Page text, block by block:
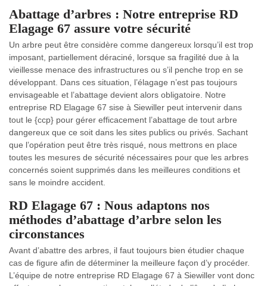
Abattage d’arbres : Notre entreprise RD
Elagage 67 assure votre sécurité
Un arbre peut être considère comme dangereux lorsqu’il est trop
imposant, partiellement déraciné, lorsque sa fragilité due à la
vieillesse menace des infrastructures ou s’il penche trop en se
développant. Dans ces situation, l’élagage n’est pas toujours
envisageable et l’abattage devient alors obligatoire. Notre
entreprise RD Elagage 67 sise à Siewiller peut intervenir dans
tout le {ccp} pour gérer efficacement l’abattage de tout arbre
dangereux que ce soit dans les sites publics ou privés. Sachant
que l’opération peut être très risqué, nous mettrons en place
toutes les mesures de sécurité nécessaires pour que les arbres
concernés soient supprimés dans les meilleures conditions et
sans le moindre accident.
RD Elagage 67 : Nous adaptons nos
méthodes d’abattage d’arbre selon les
circonstances
Avant d’abattre des arbres, il faut toujours bien étudier chaque
cas de figure afin de déterminer la meilleure façon d’y procéder.
L’équipe de notre entreprise RD Elagage 67 à Siewiller vont donc